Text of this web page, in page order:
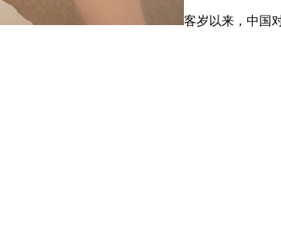
客岁以来，中国